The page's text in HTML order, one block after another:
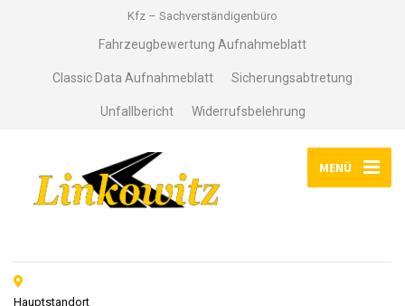
Kfz – Sachverständigenbüro
Fahrzeugbewertung Aufnahmeblatt
Classic Data Aufnahmeblatt Sicherungsabtretung
Unfallbericht Widerrufsbelehrung
MENÜ
Hauptstandort